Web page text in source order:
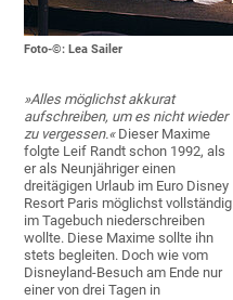
Foto-©: Lea Sailer
»Alles möglichst akkurat
aufschreiben, um es nicht wieder
zu vergessen.«Dieser Maxime
folgte Leif Randt schon 1992, als
er als Neunjähriger einen
dreitägigen Urlaub im Euro Disney
Resort Paris möglichst vollständig
im Tagebuch niederschreiben
wollte. Diese Maxime sollte ihn
stets begleiten. Doch wie vom
Disneyland-Besuch am Ende nur
einer von drei Tagen in